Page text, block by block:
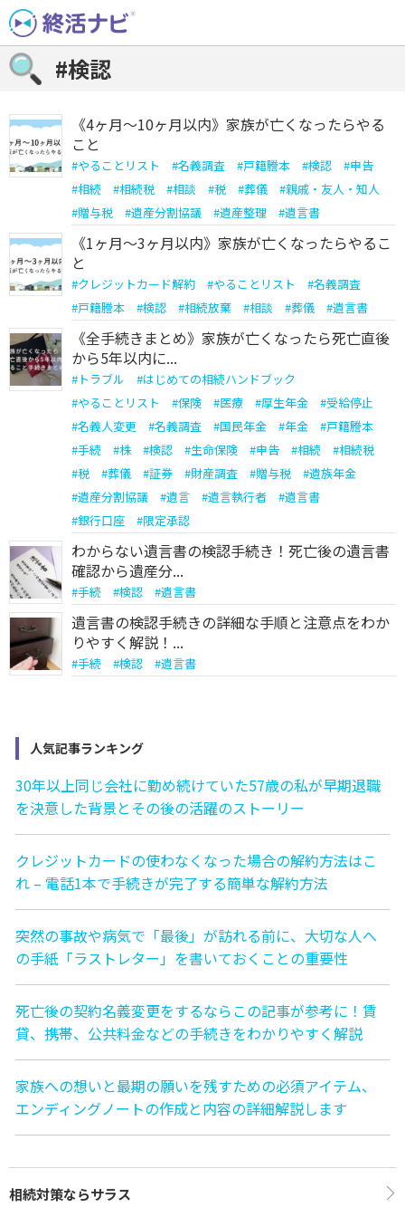
Skip
to
content
#検認
《4ヶ月〜10ヶ月以内》家族が亡くなったらやる
こと
#やることリスト #名義調査 #戸籍謄本 #検認 #申告
#相続 #相続税 #相談 #税 #葬儀 #親戚・友人・知人
#贈与税 #遺産分割協議 #遺産整理 #遺言書
《1ヶ月〜3ヶ月以内》家族が亡くなったらやるこ
と
#クレジットカード解約 #やることリスト #名義調査
#戸籍謄本 #検認 #相続放棄 #相談 #葬儀 #遺言書
《全手続きまとめ》家族が亡くなったら死亡直後
から5年以内に...
# トラブル #はじめての相続ハンドブック
#やることリスト #保険 #医療 #厚生年金 #受給停止
#名義人変更 #名義調査 #国民年金 #年金 #戸籍謄本
#手続 #株 #検認 #生命保険 #申告 #相続 #相続税
#税 #葬儀 #証券 #財産調査 #贈与税 #遺族年金
#遺産分割協議 #遺言 #遺言執行者 #遺言書
#銀行口座 #限定承認
わからない遺言書の検認手続き！死亡後の遺言書
確認から遺産分...
#手続 #検認 #遺言書
遺言書の検認手続きの詳細な手順と注意点をわか
りやすく解説！...
#手続 #検認 #遺言書
人気記事ランキング
30年以上同じ会社に勤め続けていた57歳の私が早期退職
を決意した背景とその後の活躍のストーリー
クレジットカードの使わなくなった場合の解約方法はこ
れ – 電話1本で手続きが完了する簡単な解約方法
突然の事故や病気で「最後」が訪れる前に、大切な人へ
の手紙「ラストレター」を書いておくことの重要性
死亡後の契約名義変更をするならこの記事が参考に！賃
貸、携帯、公共料金などの手続きをわかりやすく解説
家族への想いと最期の願いを残すための必須アイテム、
エンディングノートの作成と内容の詳細解説します
相続対策ならサラス